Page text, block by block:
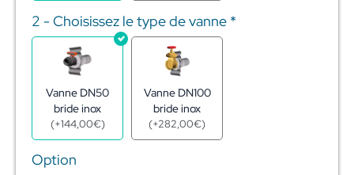
2 - Choisissez le type de vanne *
Vanne DN50
bride inox
(+144,00€)
Vanne DN100
bride inox
(+282,00€)
Option
h2,54
m